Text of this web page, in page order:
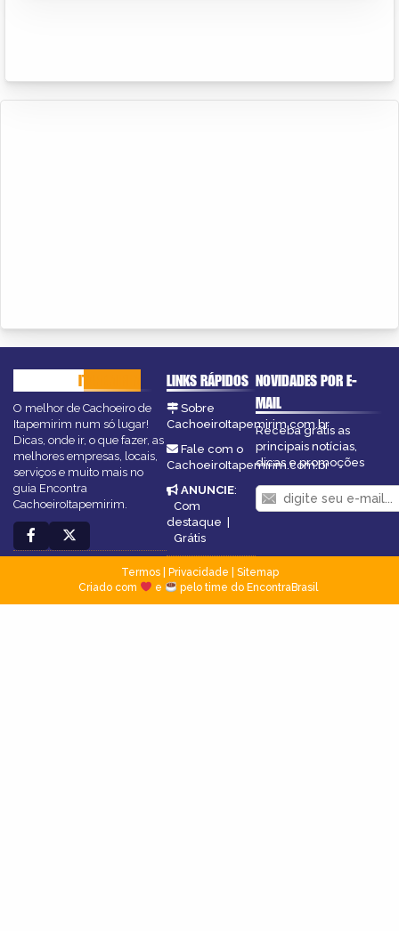
ITAPEMIRIM
O melhor de Cachoeiro de
Itapemirim num só lugar!
Dicas, onde ir, o que fazer, as
melhores empresas, locais,
serviços e muito mais no
guia Encontra
CachoeiroItapemirim.
LINKS RÁPIDOS
Sobre
CachoeiroItapemirim.com.br
Fale com o
CachoeiroItapemirim.com.br
ANUNCIE:
Com
destaque |
Grátis
NOVIDADES POR E-
MAIL
Receba grátis as
principais notícias,
dicas e promoções
Termos| Privacidade
Sitemap
Criado com
e pelo time do EncontraBrasil